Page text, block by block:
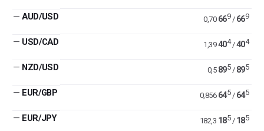
— AUD/USD 0,70 669/ 669
— USD/CAD 1,39 404/404
— NZD/USD 0,5 895/ 895
— EUR/GBP 0,856 645/ 645
— EUR/JPY 182,3 185/ 185